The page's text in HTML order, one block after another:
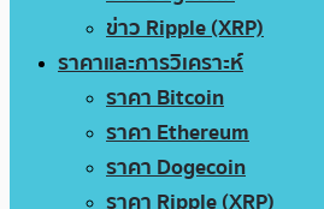
ข่าว Ripple (XRP)
ราคาและการวิเคราะห์
ราคา Bitcoin
ราคา Ethereum
ราคา Dogecoin